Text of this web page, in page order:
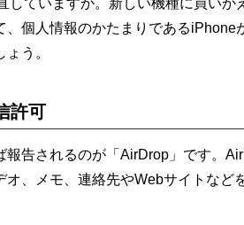
ていますか。新しい機種に買いか
、個人情報のかたまりであるiPhone
う。
許可
告されるのが「AirDrop」です。
、メモ、連絡先やWebサイトなど